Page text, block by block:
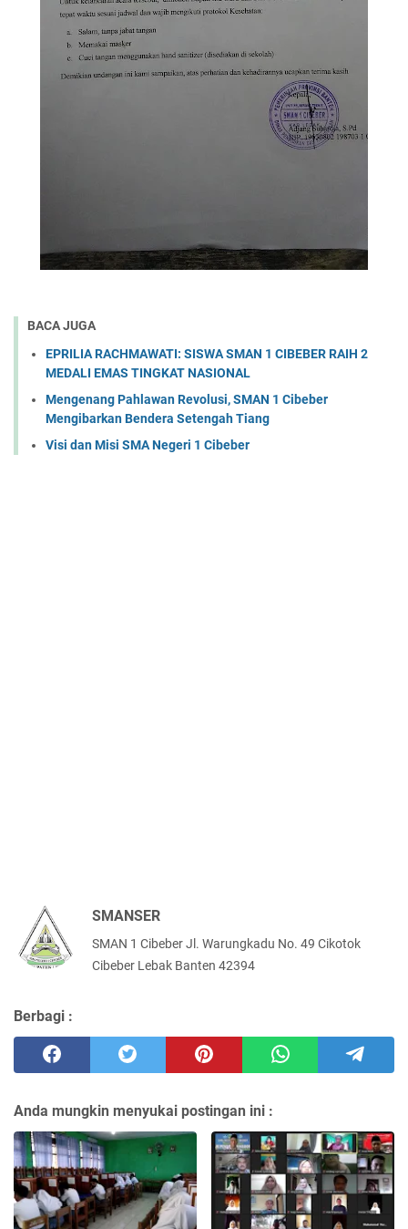
BACA JUGA
EPRILIA RACHMAWATI: SISWA SMAN 1 CIBEBER RAIH 2
MEDALI EMAS TINGKAT NASIONAL
Mengenang Pahlawan Revolusi, SMAN 1 Cibeber
Mengibarkan Bendera Setengah Tiang
Visi dan Misi SMA Negeri 1 Cibeber
SMANSER
SMAN 1 Cibeber Jl. Warungkadu No. 49 Cikotok
Cibeber Lebak Banten 42394
Berbagi :
Anda mungkin menyukai postingan ini :